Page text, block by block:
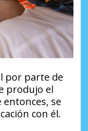
por parte de
produjo el
entonces, se
con él.